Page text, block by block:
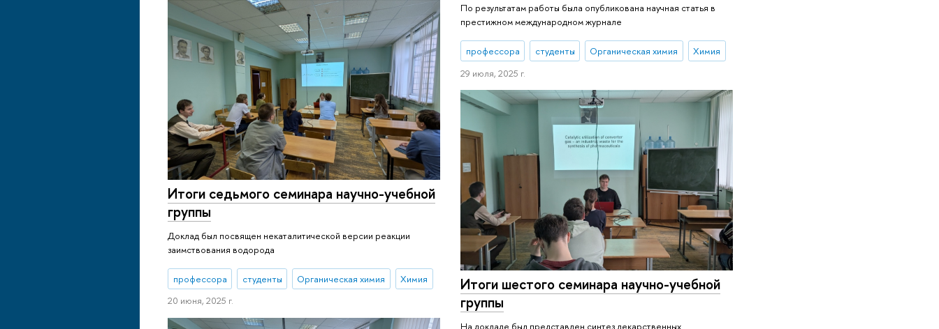
По результатам работы была опубликована научная статья в
престижном международном журнале
профессора студенты Органическая химия
Химия
29 июля, 2025 г.
Итоги седьмого семинара научно-учебной
группы
Доклад был посвящен некаталитической версии реакции
заимствования водорода
профессора студенты Органическая химия
Химия
20 июня, 2025 г.
Итоги шестого семинара научно-учебной
группы
На докладе был представлен синтез лекарственных